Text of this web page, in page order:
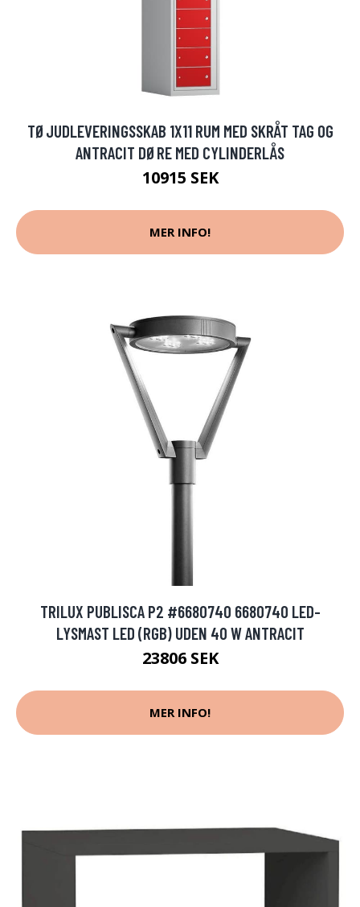
TØJUDLEVERINGSSKAB 1X11 RUM MED SKRÅT TAG OG
ANTRACIT DØRE MED CYLINDERLÅS
10915 SEK
MER INFO!
TRILUX PUBLISCA P2 #6680740 6680740 LED-
LYSMAST LED (RGB) UDEN 40 W ANTRACIT
23806 SEK
MER INFO!